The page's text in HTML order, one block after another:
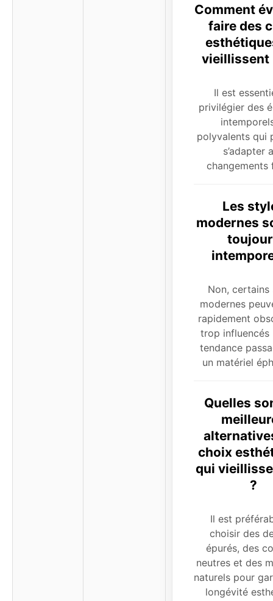
Comment
faire des
vieillissent
Il est
privilégier des
polyvalents qui
s’adapter
changements
Les
modernes
Non, certains
modernes
rapidement
trop influencés
tendance
un matériel
Quelles
choix
qui
?
Il est
choisir des
épurés, des
neutres et des
naturels pour
longévité